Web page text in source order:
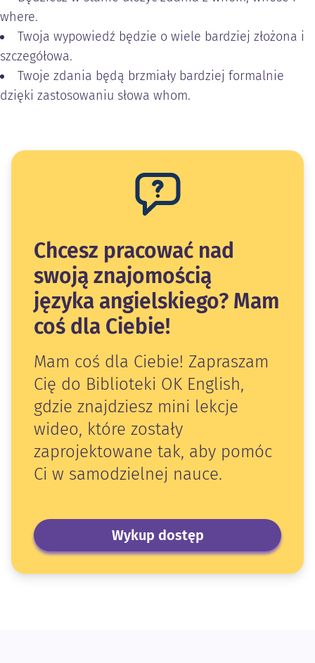
where.
Twoja wypowiedź będzie o wiele bardziej złożona i
szczegółowa.
Twoje zdania będą brzmiały bardziej formalnie
dzięki zastosowaniu słowa whom.
Chcesz pracować nad
swoją znajomością
języka angielskiego? Mam
coś dla Ciebie!
Mam coś dla Ciebie! Zapraszam
Cię do Biblioteki OK English,
gdzie znajdziesz mini lekcje
wideo, które zostały
zaprojektowane tak, aby pomóc
Ci w samodzielnej nauce.
Wykup dostęp